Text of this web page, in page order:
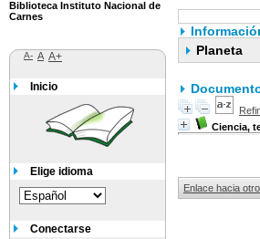
Planeta
Ciencia,
Enlace hacia
Biblioteca Instituto Nacional de
Carnes
A- A A+
Inicio
Elige idioma
Conectarse